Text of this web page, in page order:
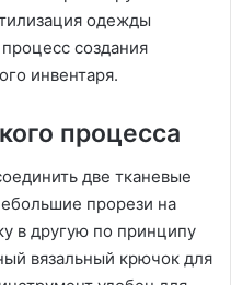
одежды
создания
инвентаря.
процесса
две тканевые
прорези на
в другую по принципу
вязальный крючок для